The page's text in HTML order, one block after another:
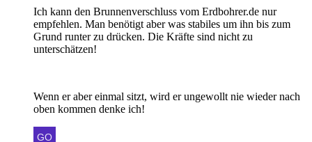
Ich kann den Brunnenverschluss vom Erdbohrer.de nur
empfehlen. Man benötigt aber was stabiles um ihn bis zum
Grund runter zu drücken. Die Kräfte sind nicht zu
unterschätzen!
Wenn er aber einmal sitzt, wird er ungewollt nie wieder nach
oben kommen denke ich!